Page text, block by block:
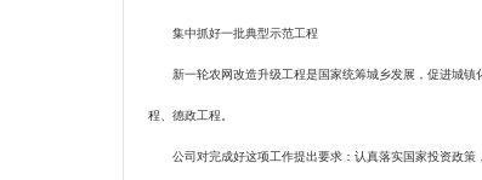
集中抓好一批典型示范工程
新一轮农网改造升级工程是国家统筹城乡发展，促进城镇
程、德政工程。
公司对完成好这项工作提出要求：认真落实国家投资政策